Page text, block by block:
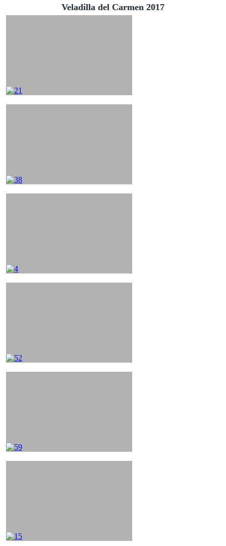
Veladilla del Carmen 2017